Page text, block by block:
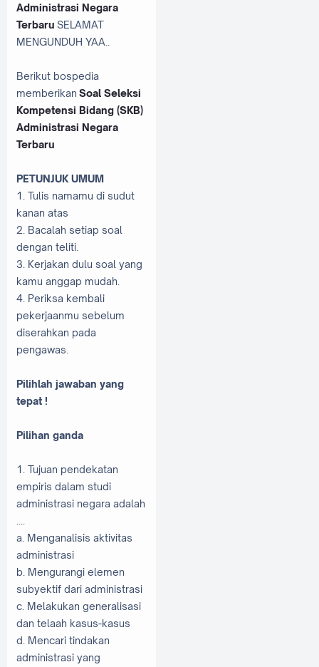
Administrasi Negara
Terbaru SELAMAT
MENGUNDUH YAA..
Berikut bospedia
memberikan Soal Seleksi
Kompetensi Bidang (SKB)
Administrasi Negara
Terbaru
PETUNJUK UMUM
1. Tulis namamu di sudut
kanan atas
2. Bacalah setiap soal
dengan teliti.
3. Kerjakan dulu soal yang
kamu anggap mudah.
4. Periksa kembali
pekerjaanmu sebelum
diserahkan pada
pengawas.
Pilihlah jawaban yang
tepat !
Pilihan ganda
1. Tujuan pendekatan
empiris dalam studi
administrasi negara adalah
a. Menganalisis aktivitas
administrasi
b. Mengurangi elemen
subyektif dari administrasi
c. Melakukan generalisasi
dan telaah kasus-kasus
d. Mencari tindakan
administrasi yang